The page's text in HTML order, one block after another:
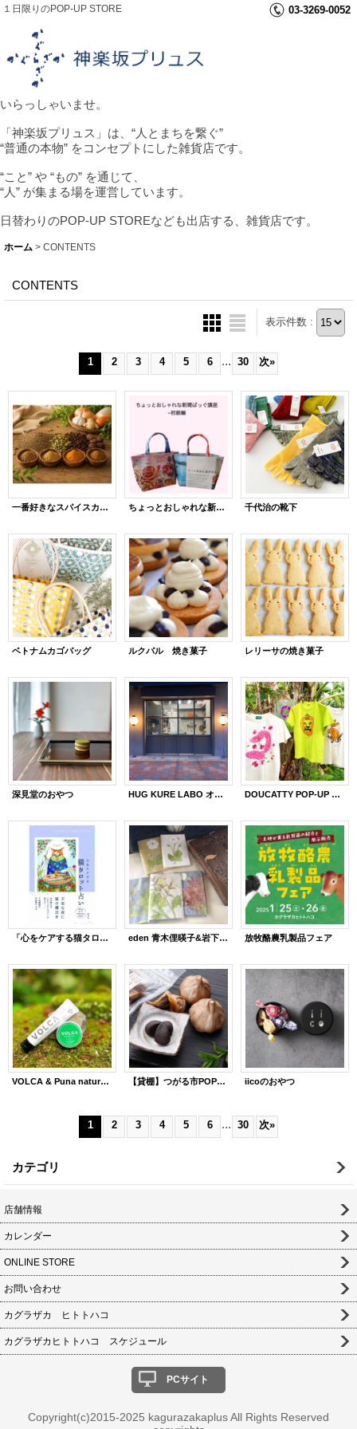
１日限りのPOP-UP STORE 03-3269-0052
いらっしゃいませ。
「神楽坂プリュス」は、“人とまちを繋ぐ”
“普通の本物” をコンセプトにした雑貨店です。
“こと” や “もの” を通じて、
“人” が集まる場を運営しています。
日替わりのPOP-UP STOREなども出店する、雑貨店です。
ホーム > CONTENTS
CONTENTS
表示件数 :
1 2 3 4 5 6 ... 30 次»
一番好きなスパイスカレーって言う人が◯人います ちょっとおしゃれな新聞バッグ講座 〜初級編〜 千代治の靴下
ベトナムカゴバッグ ルクパル 焼き菓子 レリーサの焼き菓子
深見堂のおやつ HUG KURE LABO オーダー会 DOUCATTY POP-UP STORE開催
「心をケアする猫タロット占い」出版記念イベント eden 青木俚暎子&岩下環境研究所 放牧酪農乳製品フェア
VOLCA & Puna natural made 【貸棚】つがる市POP-UP iicoのおやつ
1 2 3 4 5 6 ... 30 次»
カテゴリ
店舗情報
カレンダー
ONLINE STORE
お問い合わせ
カグラザカ ヒトトハコ
カグラザカヒトトハコ スケジュール
PCサイト
Copyright(c)2015-2025 kagurazakaplus All Rights Reserved